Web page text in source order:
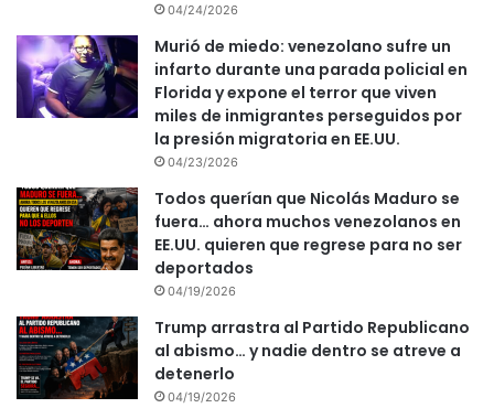
04/24/2026
Murió de miedo: venezolano sufre un
infarto durante una parada policial en
Florida y expone el terror que viven
miles de inmigrantes perseguidos por
la presión migratoria en EE.UU.
04/23/2026
Todos querían que Nicolás Maduro se
fuera… ahora muchos venezolanos en
EE.UU. quieren que regrese para no ser
deportados
04/19/2026
Trump arrastra al Partido Republicano
al abismo… y nadie dentro se atreve a
detenerlo
04/19/2026